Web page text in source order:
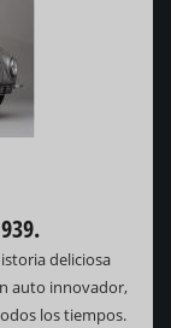
deliciosa
auto innovador,
los tiempos.